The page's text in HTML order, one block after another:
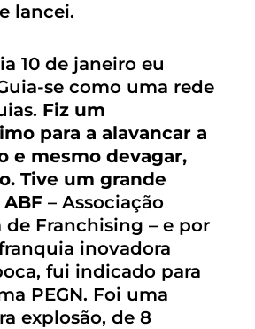
lancei.
10 de janeiro eu
se como uma rede
Fiz um
para a alavancar a
e mesmo devagar,
Tive um grande
– Associação
de Franchising – e por
inovadora
fui indicado para
PEGN. Foi uma
explosão, de 8